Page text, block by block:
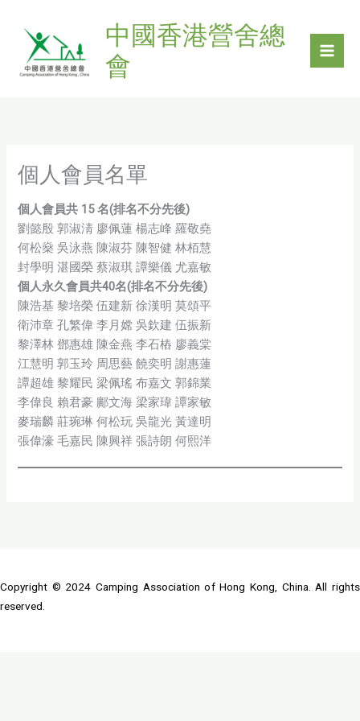
content
中國香港營舍總
會
個人會員名單
個人會員共 15 名(排名不分先後)
劉懿殷 郭淑淸 廖佩蓮 楊志峰 羅敬堯
何松燊 吳泳燕 陳淑芬 陳智健 林栢慧
封學明 湛國榮 蔡淑琪 譚樂儀 尤嘉敏
個人永久會員共40名(排名不分先後)
陳浩基 黎培榮 伍建新 徐漢明 莫頌平
衛沛章 孔繁偉 李月嫦 吳欽建 伍振新
黎澤林 鄧惠雄 陳金燕 李石樁 廖義棠
江慧明 郭玉玲 周思藝 饒奕明 謝惠蓮
譚超雄 黎耀民 梁佩瑤 布嘉文 郭錦業
李偉良 賴君豪 鄺文海 梁家瑋 譚家敏
麥瑞麟 莊琬琳 何松玩 吳龍光 黃達明
張偉濠 毛嘉民 陳興祥 張詩朗 何熙洋
Copyright © 2024 Camping Association of Hong Kong, China. All rights
reserved.